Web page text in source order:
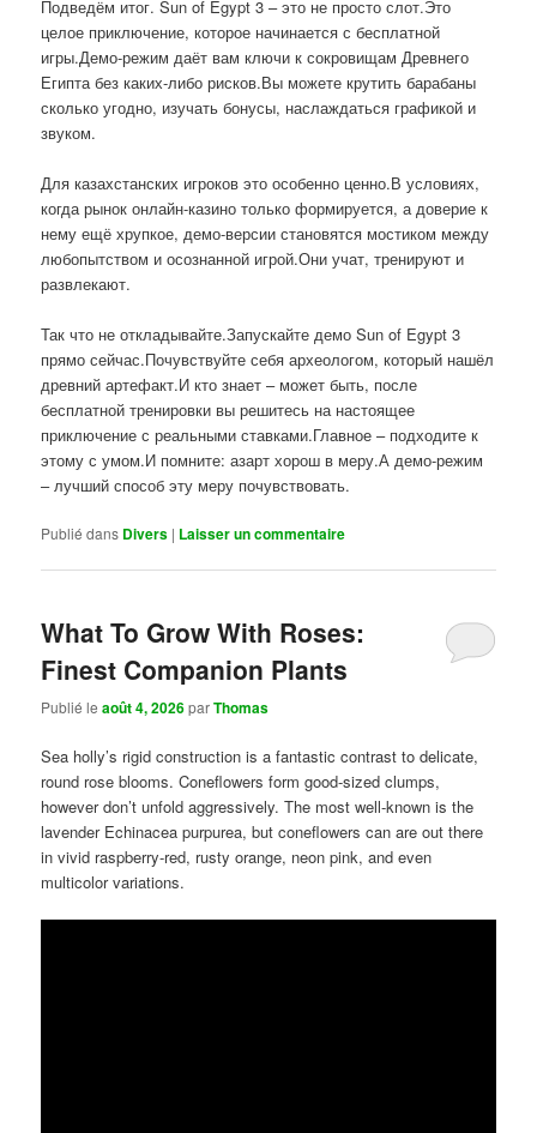
Подведём итог. Sun of Egypt 3 – это не просто слот.Это
целое приключение, которое начинается с бесплатной
игры.Демо-режим даёт вам ключи к сокровищам Древнего
Египта без каких-либо рисков.Вы можете крутить барабаны
сколько угодно, изучать бонусы, наслаждаться графикой и
звуком.
Для казахстанских игроков это особенно ценно.В условиях,
когда рынок онлайн-казино только формируется, а доверие к
нему ещё хрупкое, демо-версии становятся мостиком между
любопытством и осознанной игрой.Они учат, тренируют и
развлекают.
Так что не откладывайте.Запускайте демо Sun of Egypt 3
прямо сейчас.Почувствуйте себя археологом, который нашёл
древний артефакт.И кто знает – может быть, после
бесплатной тренировки вы решитесь на настоящее
приключение с реальными ставками.Главное – подходите к
этому с умом.И помните: азарт хорош в меру.А демо-режим
– лучший способ эту меру почувствовать.
Publié dans Divers | Laisser un commentaire
What To Grow With Roses:
Finest Companion Plants
Publié leaoût 4, 2026parThomas
Sea holly’s rigid construction is a fantastic contrast to delicate,
round rose blooms. Coneflowers form good-sized clumps,
however don’t unfold aggressively. The most well-known is the
lavender Echinacea purpurea, but coneflowers can are out there
in vivid raspberry-red, rusty orange, neon pink, and even
multicolor variations.